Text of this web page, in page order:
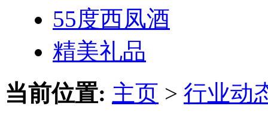
55度西凤酒
精美礼品
当前位置: 主页 > 行业动